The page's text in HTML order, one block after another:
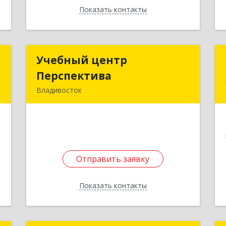
Показать контакты
Назад
Учебный центр
Перспектива
Владивосток
Отправить заявку
Показать контакты
Учебный центр
Подробнее